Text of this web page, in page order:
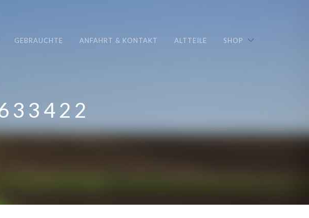
GEBRAUCHTE ANFAHRT & KONTAKT ALTTEILE SHOP